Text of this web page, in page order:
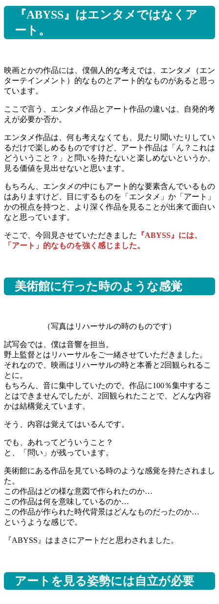
『ABYSS』はエンタメではなくア
ート。
映画とかの作品には、僕個人的な考えでは、エンタメ（エン
ターテインメント）的なものとアート的なものがあると思っ
ています。
ここで言う、エンタメ作品とアート作品の違いは、自発的考
えが必要か否か。
エンタメ作品は、何も考えなくても、見たり聞いたりしてい
るだけで楽しめるものですけど、アート作品は「ん？これは
どういうこと？」と問いを持たないと楽しめないというか、
見る価値を見出せないと思います。
もちろん、エンタメの中にもアート的な要素含んでいるもの
はありますけど、目にするものを「エンタメ」か「アート」
かの視点を持つと、より深く作品を見ることが出来て面白い
なと思っています。
そこで、今回見させていただきました
『ABYSS』には、
「アート」的なものを強く感じました。
美術館に行った時のような感覚
（写真はリハーサルの時のものです）
試写会では、僕は音響を担当。
野上監督とはリハーサルをご一緒させていただきました。
それなので、映画はリハーサルの時と本番と2回観られるこ
とに。
もちろん、音に集中していたので、作品に100％集中するこ
とはできませんでしたが、2回観られたことで、どんな内容
かは結構覚えています。
そう、内容は覚えてはいるんです。
でも、あれってどういうこと？
と、「問い」が残っています。
美術館にある作品を見ている時のような感覚を持たされまし
た。
この作品はどの様な意図で作られたのか…
この作品は何を意味しているのか…
この作品が作られた時代背景はどんなものだったのか…
というような感じで。
『ABYSS』はまさにアートだと思わされました。
アートを見る姿勢には自立が必要